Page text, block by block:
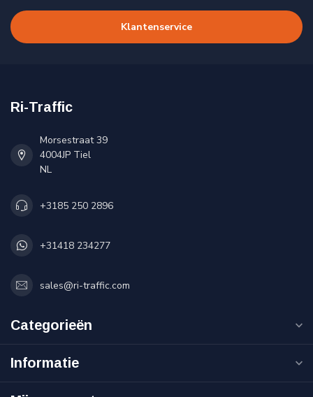
Klantenservice
Ri-Traffic
Morsestraat 39
4004JP Tiel
NL
+3185 250 2896
+31418 234277
sales@ri-traffic.com
Categorieën
Informatie